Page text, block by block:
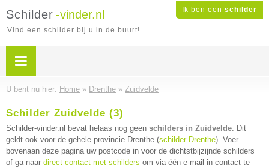
Ik ben een schilder
Schilder -vinder.nl
Vind een schilder bij u in de buurt!
U bent nu hier: Home » Drenthe » Zuidvelde
Schilder Zuidvelde (3)
Schilder-vinder.nl bevat helaas nog geen schilders in Zuidvelde. Dit
geldt ook voor de gehele provincie Drenthe (schilder Drenthe). Voer
bovenaan deze pagina uw postcode in voor de dichtstbijzijnde schilders
of ga naar direct contact met schilders om via één e-mail in contact te